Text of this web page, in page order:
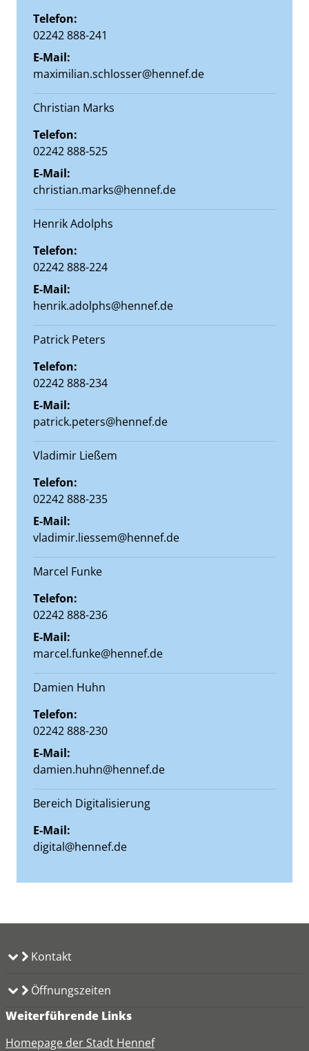
Telefon:
02242 888-241
E-Mail:
maximilian.schlosser@hennef.de
Christian Marks
Telefon:
02242 888-525
E-Mail:
christian.marks@hennef.de
Henrik Adolphs
Telefon:
02242 888-224
E-Mail:
henrik.adolphs@hennef.de
Patrick Peters
Telefon:
02242 888-234
E-Mail:
patrick.peters@hennef.de
Vladimir Ließem
Telefon:
02242 888-235
E-Mail:
vladimir.liessem@hennef.de
Marcel Funke
Telefon:
02242 888-236
E-Mail:
marcel.funke@hennef.de
Damien Huhn
Telefon:
02242 888-230
E-Mail:
damien.huhn@hennef.de
Bereich Digitalisierung
E-Mail:
digital@hennef.de
Kontakt
Öffnungszeiten
Weiterführende Links
Homepage der Stadt Hennef